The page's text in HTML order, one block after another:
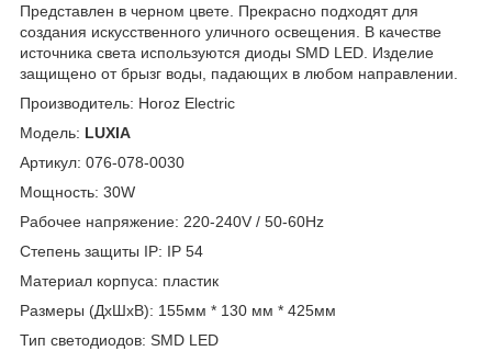
Представлен в черном цвете. Прекрасно подходят для
создания искусственного уличного освещения. В качестве
источника света используются диоды SMD LED. Изделие
защищено от брызг воды, падающих в любом направлении.
Производитель: Horoz Electric
Модель: LUXIA
Артикул: 076-078-0030
Мощность: 30W
Рабочее напряжение: 220-240V / 50-60Hz
Степень защиты IP: IP 54
Материал корпуса: пластик
Размеры (ДхШхВ): 155мм * 130 мм * 425мм
Тип светодиодов: SMD LED